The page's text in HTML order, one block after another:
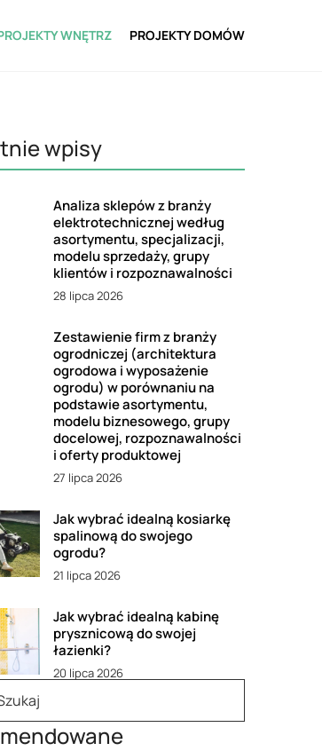
WNĘTRZ PROJEKTY DOMÓW
wpisy
Analiza sklepów z branży
elektrotechnicznej według
asortymentu, specjalizacji,
modelu sprzedaży, grupy
klientów i rozpoznawalności
28 lipca 2026
Zestawienie firm z branży
ogrodniczej (architektura
ogrodowa i wyposażenie
ogrodu) w porównaniu na
podstawie asortymentu,
modelu biznesowego, grupy
docelowej, rozpoznawalności
i oferty produktowej
27 lipca 2026
Jak wybrać idealną kosiarkę
spalinową do swojego
ogrodu?
21 lipca 2026
Jak wybrać idealną kabinę
prysznicową do swojej
łazienki?
20 lipca 2026